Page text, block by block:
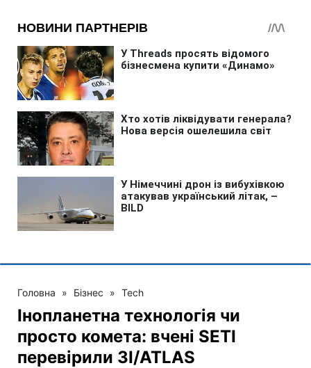
Головна » Бізнес » Tech
Інопланетна технологія чи
просто комета: вчені SETI
перевірили 3I/ATLAS